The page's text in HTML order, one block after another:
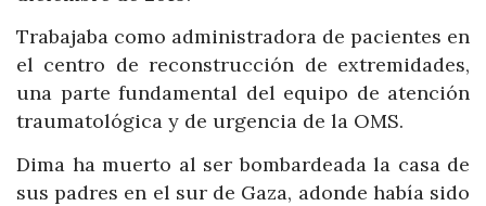
Trabajaba como administradora de pacientes en
el centro de reconstrucción de extremidades,
una parte fundamental del equipo de atención
traumatológica y de urgencia de la OMS.
Dima ha muerto al ser bombardeada la casa de
sus padres en el sur de Gaza, adonde había sido